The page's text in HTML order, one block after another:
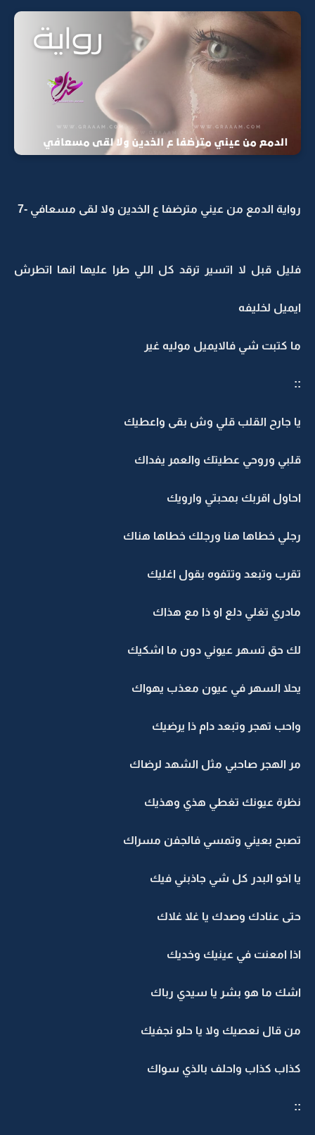
رواية الدمع من عيني مترضفا ع الخدين ولا لقى مسعافي -7
فليل قبل لا اتسير ترقد كل اللي طرا عليها انها اتطرش
ايميل لخليفه
ما كتبت شي فالايميل موليه غير
::
يا جارح القلب قلي وش بقى واعطيك
قلبي وروحي عطيتك والعمر يفداك
احاول اقربك بمحبتي وارويك
رجلي خطاها هنا ورجلك خطاها هناك
تقرب وتبعد وتتفوه بقول اغليك
مادري تغلي دلع او ذا مع هذاك
لك حق تسهر عيوني دون ما اشكيك
يحلا السهر في عيون معذب يهواك
واحب تهجر وتبعد دام ذا يرضيك
مر الهجر صاحبي مثل الشهد لرضاك
نظرة عيونك تغطي هذي وهذيك
تصبح بعيني وتمسي فالجفن مسراك
يا اخو البدر كل شي جاذبني فيك
حتى عنادك وصدك يا غلا غلاك
اذا امعنت في عينيك وخديك
اشك ما هو بشر يا سيدي رباك
من قال نعصيك ولا يا حلو نجفيك
كذاب كذاب واحلف بالذي سواك
::